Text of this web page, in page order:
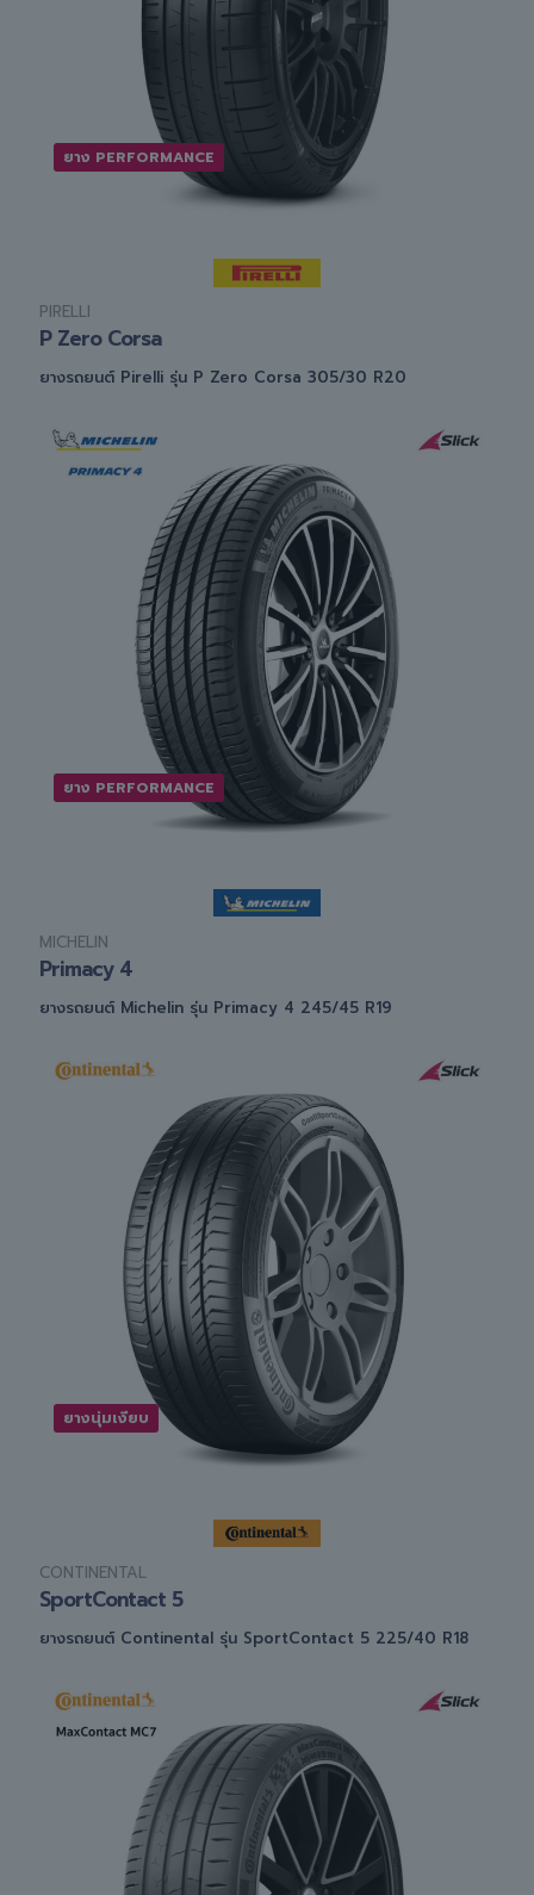
ยาง PERFORMANCE
PIRELLI
P Zero Corsa
ยางรถยนต์ Pirelli รุ่น P Zero Corsa 305/30 R20
ยาง PERFORMANCE
MICHELIN
Primacy 4
ยางรถยนต์ Michelin รุ่น Primacy 4 245/45 R19
ยางนุ่มเงียบ
CONTINENTAL
SportContact 5
ยางรถยนต์ Continental รุ่น SportContact 5 225/40 R18